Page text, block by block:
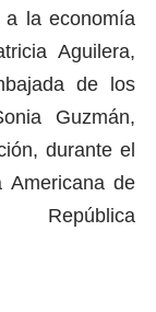
la economía
Aguilera,
de los
Guzmán,
durante el
Americana de